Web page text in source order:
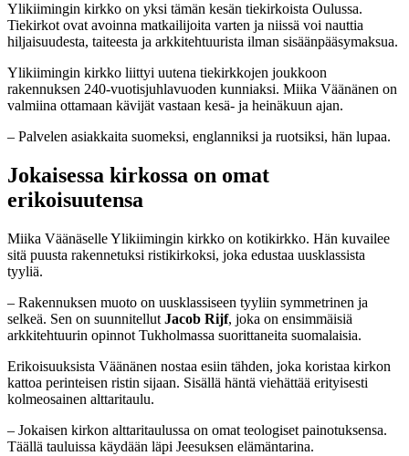
Ylikiimingin kirkko on yksi tämän kesän tiekirkoista Oulussa.
Tiekirkot ovat avoinna matkailijoita varten ja niissä voi nauttia
hiljaisuudesta, taiteesta ja arkkitehtuurista ilman sisäänpääsymaksua.
Ylikiimingin kirkko liittyi uutena tiekirkkojen joukkoon
rakennuksen 240-vuotisjuhlavuoden kunniaksi. Miika Väänänen on
valmiina ottamaan kävijät vastaan kesä- ja heinäkuun ajan.
– Palvelen asiakkaita suomeksi, englanniksi ja ruotsiksi, hän lupaa.
Jokaisessa kirkossa on omat
erikoisuutensa
Miika Väänäselle Ylikiimingin kirkko on kotikirkko. Hän kuvailee
sitä puusta rakennetuksi ristikirkoksi, joka edustaa uusklassista
tyyliä.
– Rakennuksen muoto on uusklassiseen tyyliin symmetrinen ja
selkeä. Sen on suunnitellut Jacob Rijf, joka on ensimmäisiä
arkkitehtuurin opinnot Tukholmassa suorittaneita suomalaisia.
Erikoisuuksista Väänänen nostaa esiin tähden, joka koristaa kirkon
kattoa perinteisen ristin sijaan. Sisällä häntä viehättää erityisesti
kolmeosainen alttaritaulu.
– Jokaisen kirkon alttaritaulussa on omat teologiset painotuksensa.
Täällä tauluissa käydään läpi Jeesuksen elämäntarina.